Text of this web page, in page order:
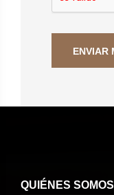
QUIÉNES SOMOS